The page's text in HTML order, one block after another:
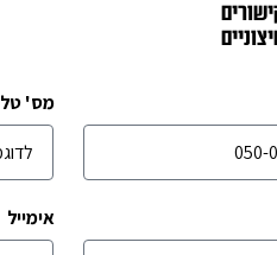
מס'
אימייל